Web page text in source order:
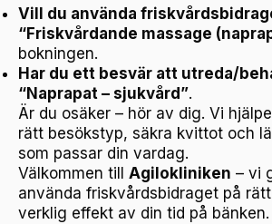
Vill du använda
“Friskvårdande massage
bokningen.
Har du ett besvär att utreda/
“Naprapat – sjukvård”.
Är du osäker – hör av dig. Vi
rätt besökstyp, säkra kvittot och
som passar din vardag.
Välkommen till Agilokliniken – vi
använda friskvårdsbidraget på
verklig effekt av din tid på bänken.